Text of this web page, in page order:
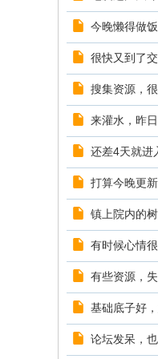
今晚懒得做
很快又到了
搜集资源，
来灌水，昨
还差4天就进
打算今晚更
镇上院内的
有时候心情
有些资源，
基础底子好
论坛发呆，